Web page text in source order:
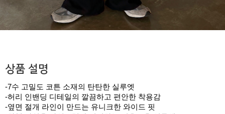
상품 설명
-7수 고밀도 코튼 소재의 탄탄한 실루엣
-허리 인밴딩 디테일의 깔끔하고 편안한 착용감
-옆면 절개 라인이 만드는 유니크한 와이드 핏